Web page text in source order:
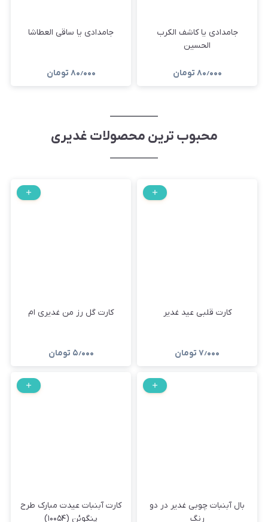
جامدادی یا کاشف الکرب
الحسین
۸۰٫۰۰۰ تومان
جامدادی یا ساقی العطاشا
۸۰٫۰۰۰ تومان
محبوب ترین محصولات غدیری
کارت قلبی عید غدیر
۷٫۰۰۰ تومان
کارت گل رز من غدیری ام
۵٫۰۰۰ تومان
بال آبنبات چوبی غدیر در دو
رنگ
کارت آبنبات عیدت مبارک طرح
پنگوئن (۱۰۰۵۴)